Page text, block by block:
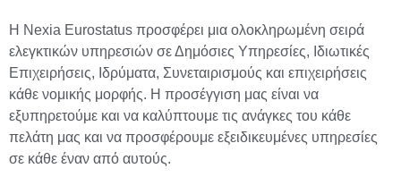
Η Nexia Eurostatus προσφέρει μια ολοκληρωμένη σειρά
ελεγκτικών υπηρεσιών σε Δημόσιες Υπηρεσίες, Ιδιωτικές
Επιχειρήσεις, Ιδρύματα, Συνεταιρισμούς και επιχειρήσεις
κάθε νομικής μορφής. Η προσέγγιση μας είναι να
εξυπηρετούμε και να καλύπτουμε τις ανάγκες του κάθε
πελάτη μας και να προσφέρουμε εξειδικευμένες υπηρεσίες
σε κάθε έναν από αυτούς.